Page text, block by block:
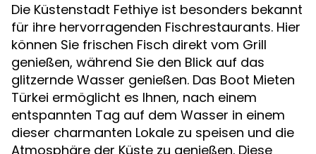
Die Küstenstadt Fethiye ist besonders bekannt
für ihre hervorragenden Fischrestaurants. Hier
können Sie frischen Fisch direkt vom Grill
genießen, während Sie den Blick auf das
glitzernde Wasser genießen. Das Boot Mieten
Türkei ermöglicht es Ihnen, nach einem
entspannten Tag auf dem Wasser in einem
dieser charmanten Lokale zu speisen und die
Atmosphäre der Küste zu genießen. Diese